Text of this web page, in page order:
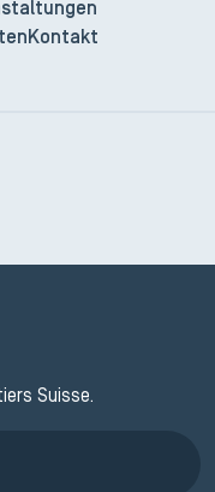
Kontakt
Suisse.